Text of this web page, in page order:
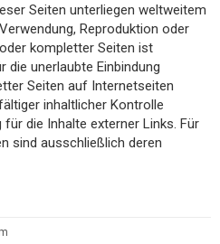
Seiten unterliegen weltweitem
Reproduktion oder
kompletter Seiten ist
die unerlaubte Einbindung
Seiten auf Internetseiten
inhaltlicher Kontrolle
die Inhalte externer Links. Für
sind ausschließlich deren